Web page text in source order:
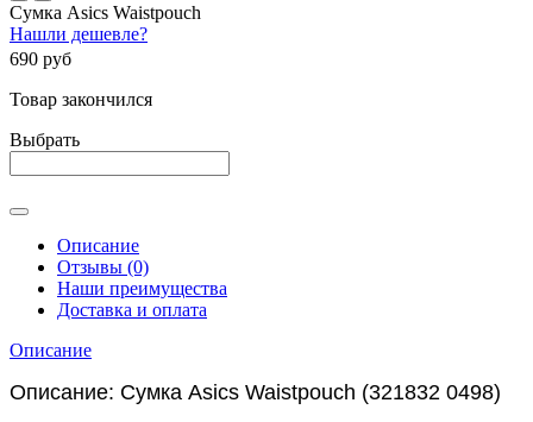
Сумка Asics Waistpouch
Нашли дешевле?
690 руб
Товар закончился
Выбрать
Описание
Отзывы (0)
Наши преимущества
Доставка и оплата
Описание
Описание: Сумка Asics Waistpouch (321832 0498)